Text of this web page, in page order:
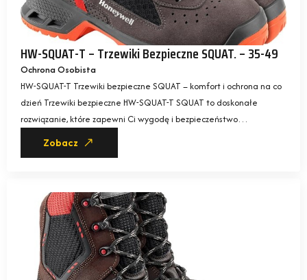
HW-SQUAT-T – Trzewiki Bezpieczne SQUAT. – 35-49
Ochrona Osobista
HW-SQUAT-T Trzewiki bezpieczne SQUAT – komfort i ochrona na co
dzień Trzewiki bezpieczne HW-SQUAT-T SQUAT to doskonałe
rozwiązanie, które zapewni Ci wygodę i bezpieczeństwo…
Zobacz